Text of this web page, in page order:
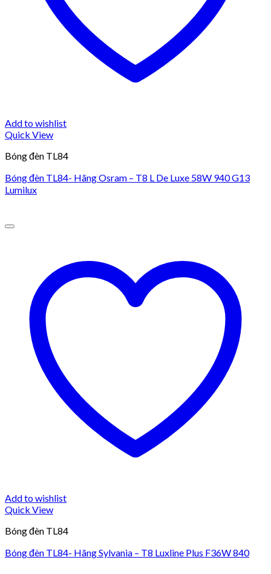
Add to wishlist
Quick View
Bóng đèn TL84
Bóng đèn TL84- Hãng Osram – T8 L De Luxe 58W 940 G13
Lumilux
Add to wishlist
Quick View
Bóng đèn TL84
Bóng đèn TL84- Hãng Sylvania – T8 Luxline Plus F36W 840